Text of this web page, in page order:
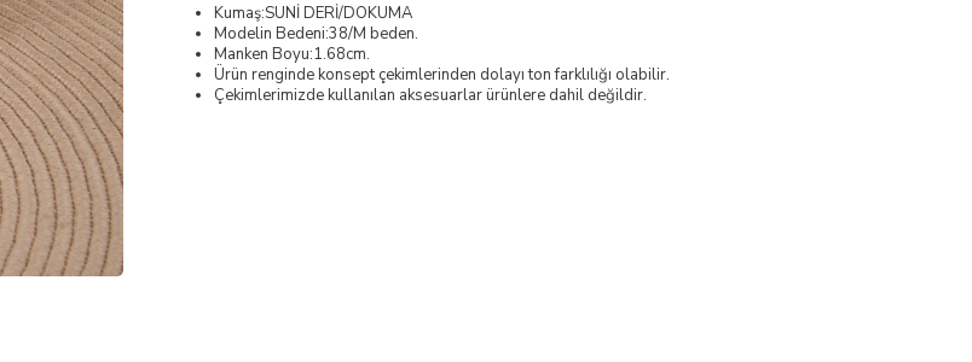
Kumaş:SUNİ DERİ/DOKUMA
Modelin Bedeni:38/M beden.
Manken Boyu:1.68cm.
Ürün renginde konsept çekimlerinden dolayı ton farklılığı olabilir.
Çekimlerimizde kullanılan aksesuarlar ürünlere dahil değildir.